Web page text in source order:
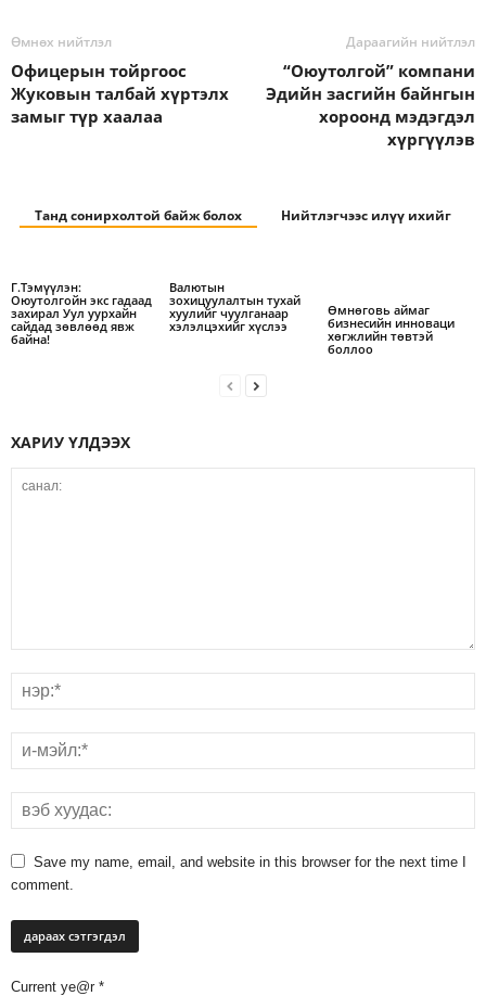
Өмнөх нийтлэл
Офицерын тойргоос
Жуковын талбай хүртэлх
замыг түр хаалаа
Дараагийн нийтлэл
“Оюутолгой” компани
Эдийн засгийн байнгын
хороонд мэдэгдэл
хүргүүлэв
Танд сонирхолтой байж болох Нийтлэгчээс илүү ихийг
Г.Тэмүүлэн:
Оюутолгойн экс гадаад
захирал Уул уурхайн
сайдад зөвлөөд явж
байна!
Валютын
зохицуулалтын тухай
хуулийг чуулганаар
хэлэлцэхийг хүслээ
Өмнөговь аймаг
бизнесийн инноваци
хөгжлийн төвтэй
боллоо
ХАРИУ ҮЛДЭЭХ
Save my name, email, and website in this browser for the next time I
comment.
Current ye@r *